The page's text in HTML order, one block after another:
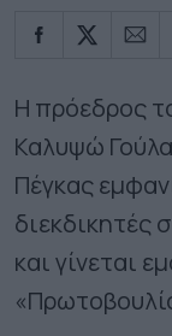
Η πρόεδρος
Καλυψώ
Πέγκας
διεκδικητές
και γίνεται